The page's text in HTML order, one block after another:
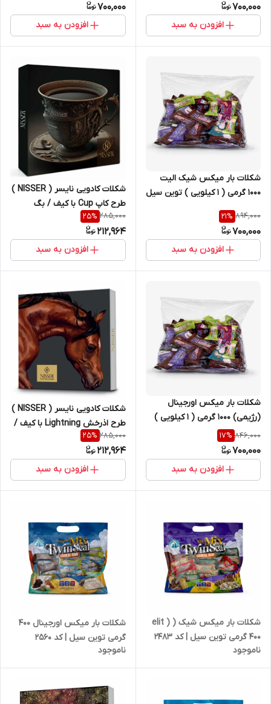
700,000
افزودن به سبد
700,000
افزودن به سبد
شکلات بار میکس شیک الیت
1000 گرمی ( 1 کیلویی ) توین سیل
894,000
21%
700,000
افزودن به سبد
شکلات کادویی نایسر ( NISSER )
طرح کاپ Cup با کیف / بگ
کادویی دسته دار | کد 2440
285,000
25%
212,964
افزودن به سبد
شکلات بار میکس اورجینال
(رژیمی) 1000 گرمی ( 1 کیلویی )
توین سیل | کد 2564
846,000
17%
700,000
افزودن به سبد
شکلات کادویی نایسر ( NISSER )
طرح اذرخش Lightning با کیف /
بگ کادویی دسته دار | کد 2442
285,000
25%
212,964
افزودن به سبد
شکلات بار میکس شیک ( elit )
400 گرمی توین سیل | کد 2483
ناموجود
شکلات بار میکس اورجینال 400
گرمی توین سیل | کد 2560
ناموجود